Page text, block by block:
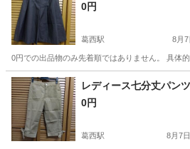
0円
葛西駅 8月7
0円での出品物のみ先着順ではありません。 具
東京 江戸川区 葛西駅 スカート
レディース七分丈パンツ
0円
葛西駅 8月7日